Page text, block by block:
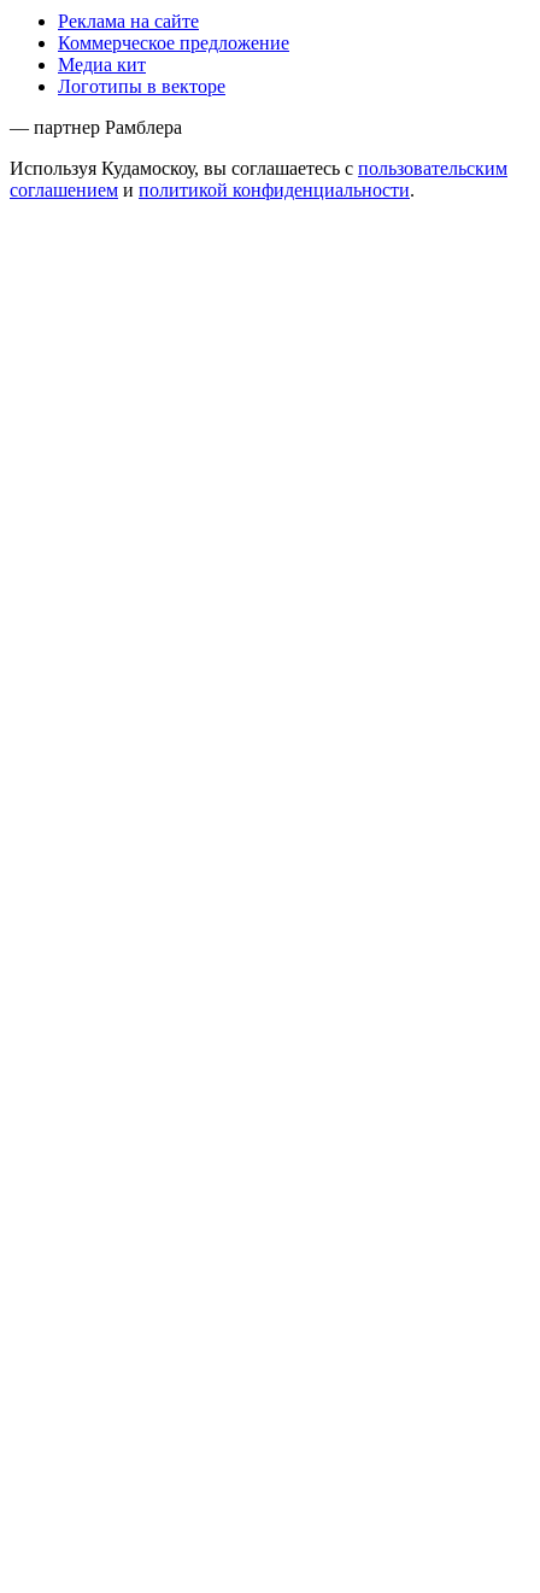
Реклама на сайте
Коммерческое предложение
Медиа кит
Логотипы в векторе
— партнер Рамблера
Используя Кудамоскоу, вы соглашаетесь с пользовательским
соглашением и политикой конфиденциальности.